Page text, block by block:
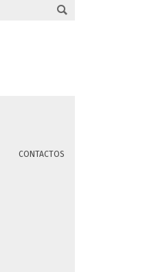

CONTACTOS